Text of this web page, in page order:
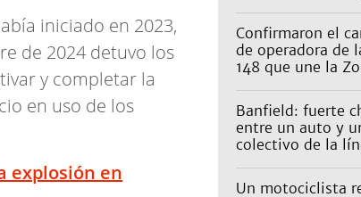
iniciado en 2023,
de 2024 detuvo los
y completar la
en uso de los
explosión en
millones
Confirmaron el
de operadora de
148 que une la
los recorridos
Banfield: fuerte
entre un auto y
colectivo de la
Un motociclista